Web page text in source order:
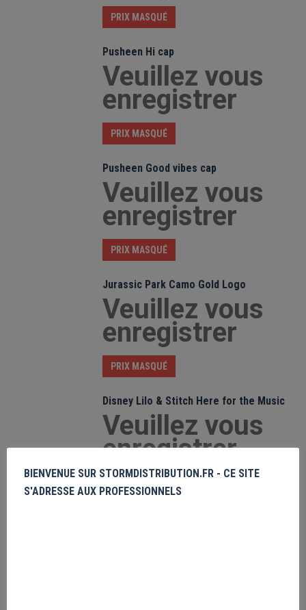
PRIX MASQUÉ
Pusheen Hi cap
Veuillez vous
enregistrer
PRIX MASQUÉ
Pusheen Good vibes cap
Veuillez vous
enregistrer
PRIX MASQUÉ
Jurassic Park Camo Gold Logo
Veuillez vous
enregistrer
PRIX MASQUÉ
Disney Lilo & Stitch Here for the Music
Veuillez vous
enregistrer
BIENVENUE SUR STORMDISTRIBUTION.FR - CE SITE
S'ADRESSE AUX PROFESSIONNELS